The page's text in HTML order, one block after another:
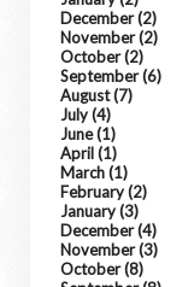
December(2)
November(2)
October(2)
September(6)
August(7)
July(4)
June(1)
April(1)
March(1)
February(2)
January(3)
December(4)
November(3)
October(8)